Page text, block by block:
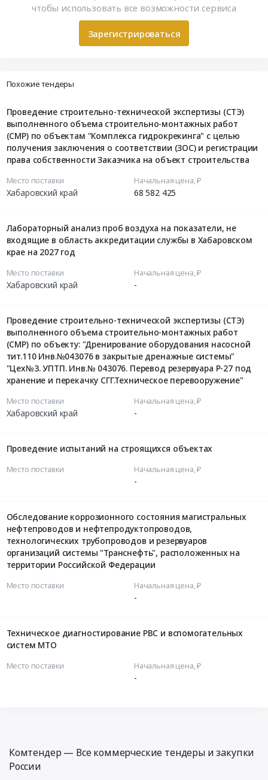
чтобы использовать все возможности сервиса
Зарегистрироваться
Похожие тендеры
Проведение строительно-технической экспертизы (СТЭ)
выполненного объема строительно-монтажных работ
(СМР) по объектам "Комплекса гидрокрекинга" с целью
получения заключения о соответствии (ЗОС) и регистрации
права собственности Заказчика на объект строительства
Место поставки
Хабаровский край
Начальная цена, ₽
68 582 425
Лабораторный анализ проб воздуха на показатели, не
входящие в область аккредитации службы в Хабаровском
крае на 2027 год
Место поставки
Хабаровский край
Начальная цена, ₽
-
Проведение строительно-технической экспертизы (СТЭ)
выполненного объема строительно-монтажных работ
(СМР) по объекту: "Дренирование оборудования насосной
тит.110 Инв.№043076 в закрытые дренажные системы"
"Цех№3. УПТП. Инв.№ 043076. Перевод резервуара Р-27 под
хранение и перекачку СГГ.Техническое перевооружение"
Место поставки
Хабаровский край
Начальная цена, ₽
-
Проведение испытаний на строящихся объектах
Место поставки Начальная цена, ₽
-
Обследование коррозионного состояния магистральных
нефтепроводов и нефтепродуктопроводов,
технологических трубопроводов и резервуаров
организаций системы "Транснефть", расположенных на
территории Российской Федерации
Место поставки Начальная цена, ₽
-
Техническое диагностирование РВС и вспомогательных
систем МТО
Место поставки Начальная цена, ₽
-
Комтендер — Все коммерческие тендеры и закупки
России